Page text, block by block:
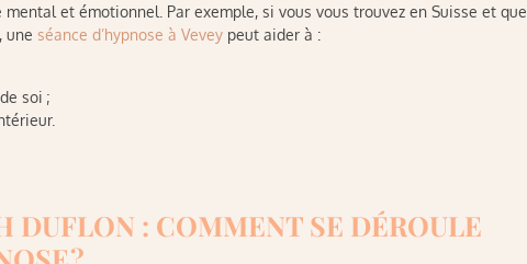
et émotionnel. Par exemple, si vous vous trouvez en Suisse et que
une séance d’hypnose à Vevey peut aider à :
soi ;
DUFLON : COMMENT SE DÉROULE